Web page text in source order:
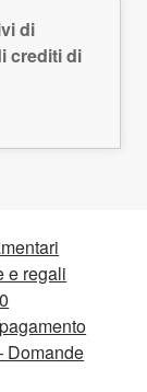
di
crediti di
e regali
Domande